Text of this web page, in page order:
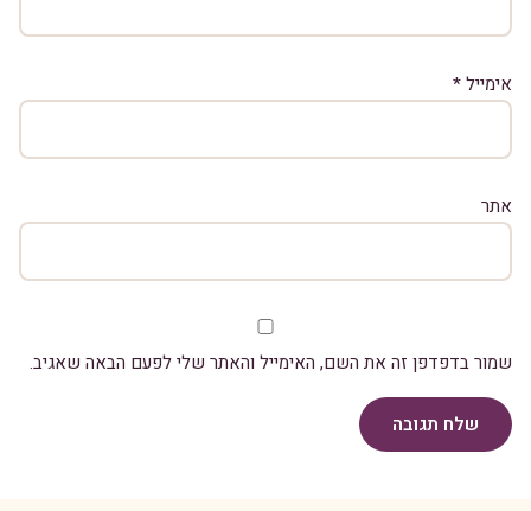
אימייל*
אתר
שמור בדפדפן זה את השם, האימייל והאתר שלי לפעם הבאה שאגיב.
שלח תגובה